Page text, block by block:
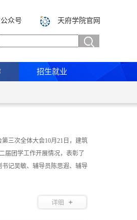
众号 天府学院官网
招生就业
三次全体大会10月21日，建筑
届团学工作开展情况，表彰了
记吴敏、辅导员陈思遐、辅导